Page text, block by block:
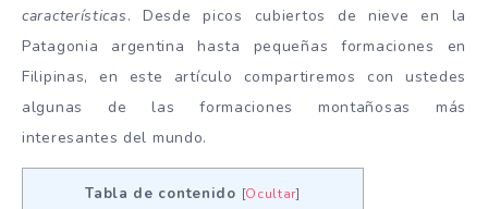
características. Desde picos cubiertos de nieve en la
Patagonia argentina hasta pequeñas formaciones en
Filipinas, en este artículo compartiremos con ustedes
algunas de las formaciones montañosas más
interesantes del mundo.
Tabla de contenido [Ocultar]